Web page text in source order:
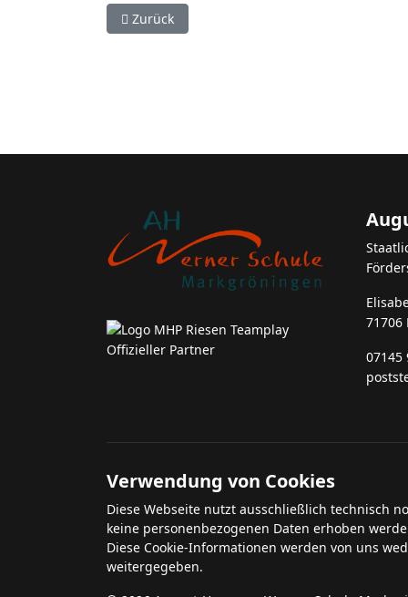
Vorheriger Beitrag: Unser neues
Zurück
07145
Verwendung von Cookies
Diese Webseite nutzt ausschließlich technisch
keine personenbezogenen Daten erhoben
Diese Cookie-Informationen werden von uns
weitergegeben.